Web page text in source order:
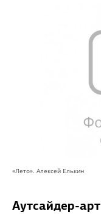
«Лето». Алексей Елькин
Аутсайдер-арт